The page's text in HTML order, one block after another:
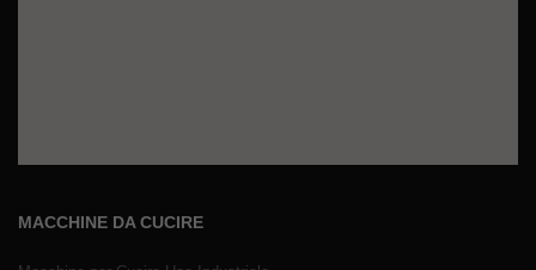
MACCHINE DA CUCIRE